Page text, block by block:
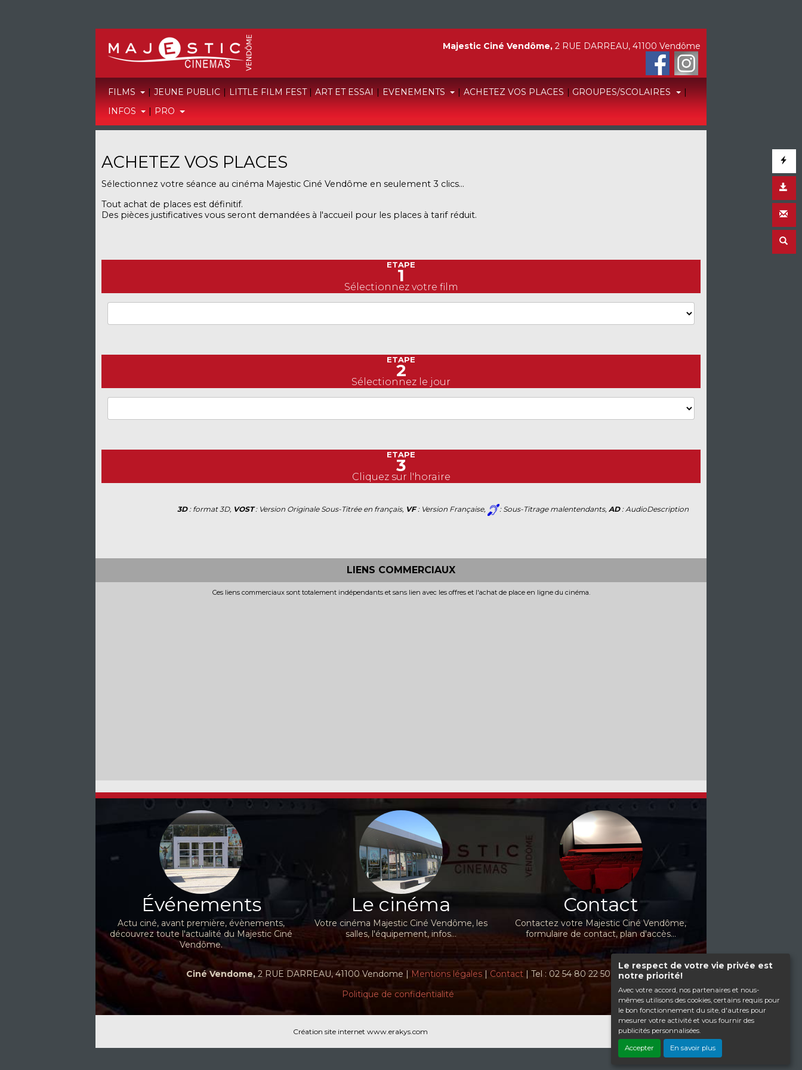
Le respect de votre vie privée est
notre priorité!
Avec votre accord, nos partenaires et nous-
mêmes utilisons des cookies, certains requis pour
le bon fonctionnement du site, d'autres pour
mesurer votre activité et vous fournir des
publicités personnalisées.
Accepter En savoir plus
FILMS | JEUNE PUBLIC | LITTLE FILM FEST | ART ET ESSAI | EVENEMENTS | ACHETEZ VOS PLACES | GROUPES/SCOLAIRES
|
INFOS
| PRO
Majestic Ciné Vendôme, 2 RUE DARREAU, 41100 Vendôme
ACHETEZ VOS PLACES
Sélectionnez votre séance au cinéma Majestic Ciné Vendôme en seulement 3 clics...
Tout achat de places est définitif.
Des pièces justificatives vous seront demandées à l'accueil pour les places à tarif réduit.
ETAPE
1
Sélectionnez votre film
ETAPE
2
Sélectionnez le jour
ETAPE
3
Cliquez sur l'horaire
3D: format 3D, VOST: Version Originale Sous-Titrée en français, VF: Version Française, : Sous-Titrage malentendants, AD: AudioDescription
LIENS COMMERCIAUX
Ces liens commerciaux sont totalement indépendants et sans lien avec les offres et l'achat de place en ligne du cinéma.
Événements
Actu ciné, avant première, évènements,
découvrez toute l'actualité du Majestic Ciné
Vendôme.
Le cinéma
Votre cinéma Majestic Ciné Vendôme, les
salles, l'équipement, infos...
Contact
Contactez votre Majestic Ciné Vendôme,
formulaire de contact, plan d'accès...
Ciné Vendome,2 RUE DARREAU, 41100 Vendome | Mentions légales| Contact| Tel : 02 54 80 22 50
Politique de confidentialité
Haut de page
Création site internet www.erakys.com